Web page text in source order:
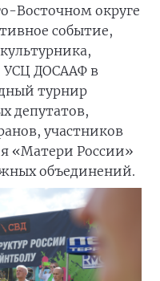
Восточном округе
событие,
УСЦ ДОСААФ в
турнир
депутатов,
участников
«Матери России»
объединений.